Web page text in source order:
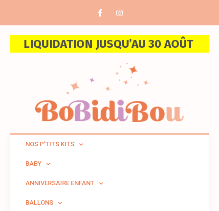
LIQUIDATION JUSQU’AU 30 AOÛT
NOS P’TITS KITS
BABY
ANNIVERSAIRE ENFANT
BALLONS